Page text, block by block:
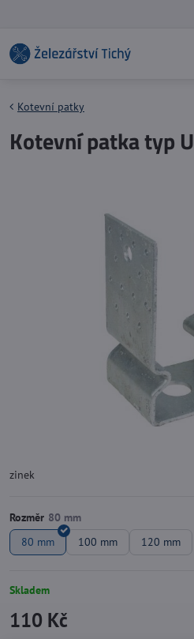
Kotevní patky
Kotevní patka typ U
zinek
Rozměr
80 mm
100 mm 120 mm
Skladem
110 Kč